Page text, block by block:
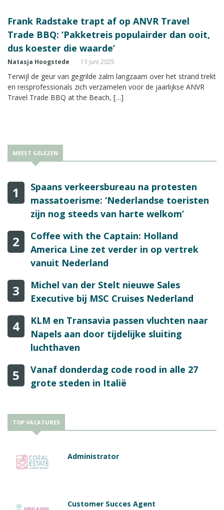
Frank Radstake trapt af op ANVR Travel
Trade BBQ: ‘Pakketreis populairder dan ooit,
dus koester die waarde’
Natasja Hoogstede 13 juni 2025
Terwijl de geur van gegrilde zalm langzaam over het strand trekt
en reisprofessionals zich verzamelen voor de jaarlijkse ANVR
Travel Trade BBQ at the Beach, […]
MEEST GELEZEN
1
Spaans verkeersbureau na protesten
massatoerisme: ‘Nederlandse toeristen
zijn nog steeds van harte welkom’
2
Coffee with the Captain: Holland
America Line zet verder in op vertrek
vanuit Nederland
3
Michel van der Stelt nieuwe Sales
Executive bij MSC Cruises Nederland
4
KLM en Transavia passen vluchten naar
Napels aan door tijdelijke sluiting
luchthaven
5
Vanaf donderdag code rood in alle 27
grote steden in Italië
TOP VACATURES
Administrator
Customer Succes Agent